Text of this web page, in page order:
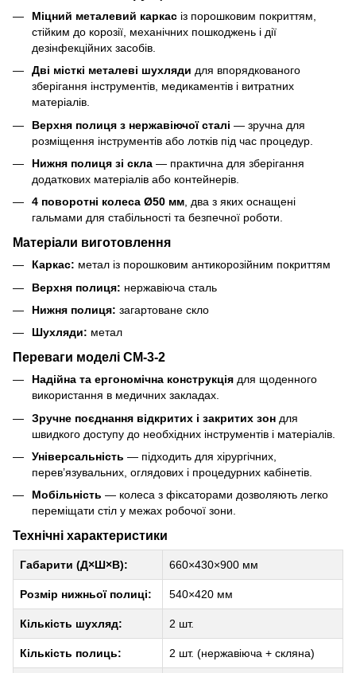
Міцний металевий каркас із порошковим покриттям,
стійким до корозії, механічних пошкоджень і дії
дезінфекційних засобів.
Дві місткі металеві шухляди для впорядкованого
зберігання інструментів, медикаментів і витратних
матеріалів.
Верхня полиця з нержавіючої сталі — зручна для
розміщення інструментів або лотків під час процедур.
Нижня полиця зі скла — практична для зберігання
додаткових матеріалів або контейнерів.
4 поворотні колеса Ø50 мм, два з яких оснащені
гальмами для стабільності та безпечної роботи.
Матеріали виготовлення
Каркас: метал із порошковим антикорозійним покриттям
Верхня полиця: нержавіюча сталь
Нижня полиця: загартоване скло
Шухляди: метал
Переваги моделі СМ-3-2
Надійна та ергономічна конструкція для щоденного
використання в медичних закладах.
Зручне поєднання відкритих і закритих зон для
швидкого доступу до необхідних інструментів і матеріалів.
Універсальність — підходить для хірургічних,
перев’язувальних, оглядових і процедурних кабінетів.
Мобільність — колеса з фіксаторами дозволяють легко
переміщати стіл у межах робочої зони.
Технічні характеристики
Габарити (Д×Ш×В): 660×430×900 мм
Розмір нижньої полиці: 540×420 мм
Кількість шухляд: 2 шт.
Кількість полиць: 2 шт. (нержавіюча + скляна)